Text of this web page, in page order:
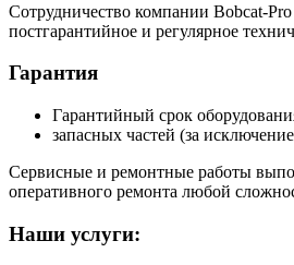
Сотрудничество компании Bobcat-
постгарантийное и регулярное
Гарантия
Гарантийный срок
запасных частей (за
Сервисные и ремонтные работы
оперативного ремонта любой
Наши услуги: